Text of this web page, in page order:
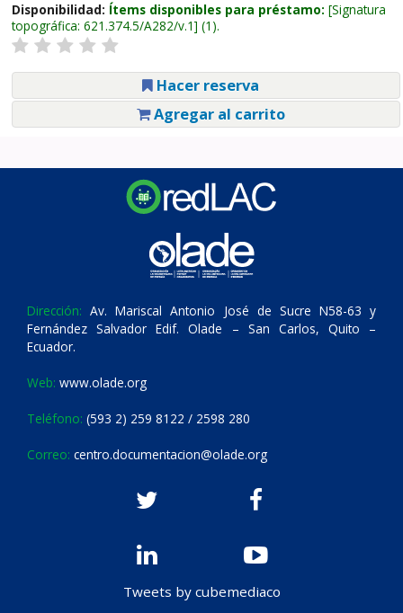
Disponibilidad: Ítems disponibles para préstamo: Signatura
topográfica: 621.374.5/A282/v.1 (1).
Hacer reserva
Agregar al carrito
Dirección: Av. Mariscal Antonio José de Sucre N58-63 y
Fernández Salvador Edif. Olade – San Carlos, Quito –
Ecuador.
Web: www.olade.org
Teléfono: (593 2) 259 8122 / 2598 280
Correo: centro.documentacion@olade.org
Tweets by cubemediaco